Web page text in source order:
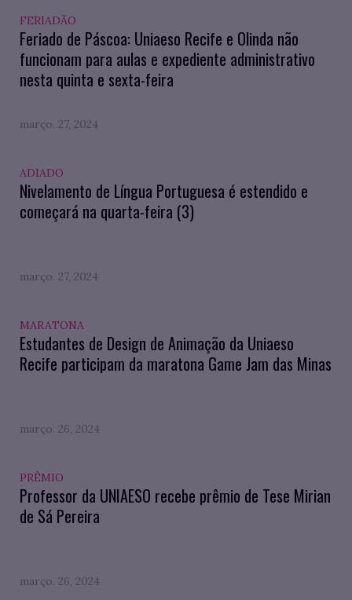
FERIADÃO
Feriado de Páscoa: Uniaeso Recife e Olinda não
funcionam para aulas e expediente administrativo
nesta quinta e sexta-feira
março. 27, 2024
ADIADO
Nivelamento de Língua Portuguesa é estendido e
começará na quarta-feira (3)
março. 27, 2024
MARATONA
Estudantes de Design de Animação da Uniaeso
Recife participam da maratona Game Jam das Minas
março. 26, 2024
PRÊMIO
Professor da UNIAESO recebe prêmio de Tese Mirian
de Sá Pereira
março. 26, 2024